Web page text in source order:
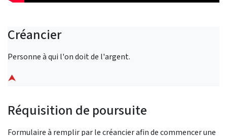
Créancier
Personne à qui l'on doit de l'argent.
⮝
Réquisition de poursuite
Formulaire à remplir par le créancier afin de commencer une